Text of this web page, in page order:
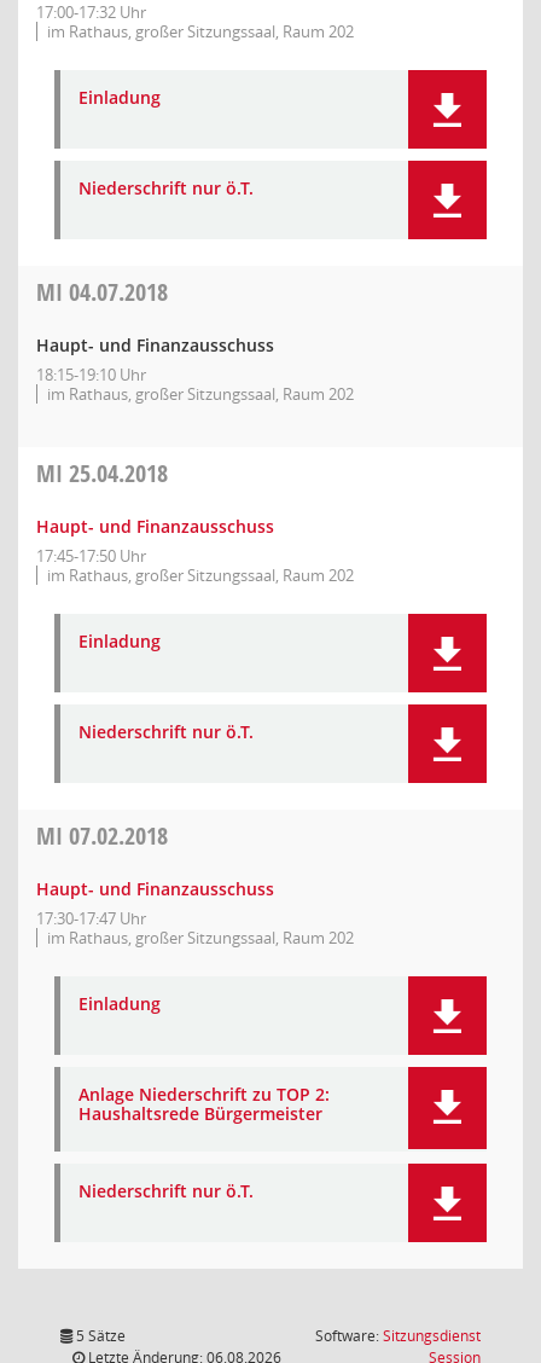
17:00-17:32 Uhr
im Rathaus, großer Sitzungssaal, Raum 202
Einladung
Niederschrift nur ö.T.
MI 04.07.2018
Haupt- und Finanzausschuss
18:15-19:10 Uhr
im Rathaus, großer Sitzungssaal, Raum 202
MI 25.04.2018
Haupt- und Finanzausschuss
17:45-17:50 Uhr
im Rathaus, großer Sitzungssaal, Raum 202
Einladung
Niederschrift nur ö.T.
MI 07.02.2018
Haupt- und Finanzausschuss
17:30-17:47 Uhr
im Rathaus, großer Sitzungssaal, Raum 202
Einladung
Anlage Niederschrift zu TOP 2:
Haushaltsrede Bürgermeister
Niederschrift nur ö.T.
5 Sätze
Letzte Änderung: 06.08.2026
Software:Sitzungsdienst
Session(Wird in